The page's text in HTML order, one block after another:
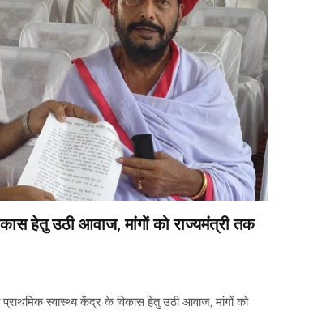
हेतु उठी आवाज, मांगों को राज्यमंत्री तक
प्राथमिक स्वास्थ्य केंद्र के विकास हेतु उठी आवाज, मांगों को